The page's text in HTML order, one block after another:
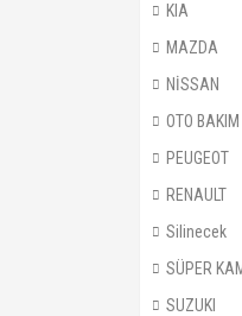
KIA
MAZDA
NİSSAN
OTO BAKIM
PEUGEOT
RENAULT
Silinecek
SÜPER
SUZUKI